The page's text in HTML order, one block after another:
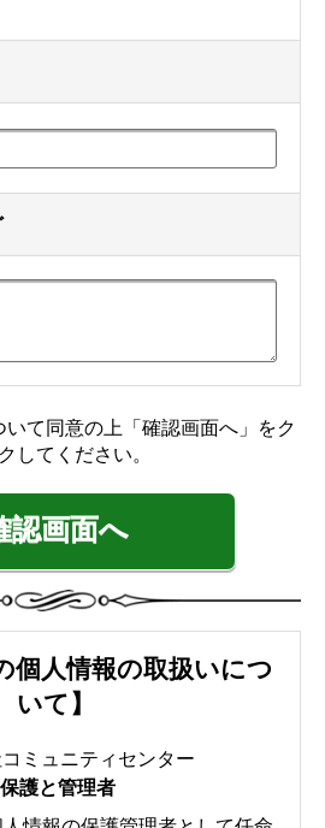
個人情報の取扱いにつ
いて】
ミュニティセンター
護と管理者